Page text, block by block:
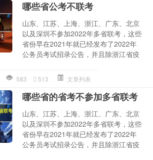
哪些省公考不联考
山东、江苏、上海、浙江、广东、北京
以及深圳不参加2022年多省联考，这些
省份早在2021年就已经发布了2022年
公务员考试招录公告，并且除浙江省疫
583 513 文章列表
哪些省的省考不参加多省联考
山东、江苏、上海、浙江、广东、北京
以及深圳不参加2022年多省联考，这些
省份早在2021年就已经发布了2022年
公务员考试招录公告，并且除浙江省疫